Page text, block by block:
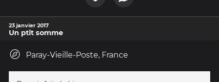
23 janvier 2017
Un ptit somme
Paray-Vieille-Poste, France